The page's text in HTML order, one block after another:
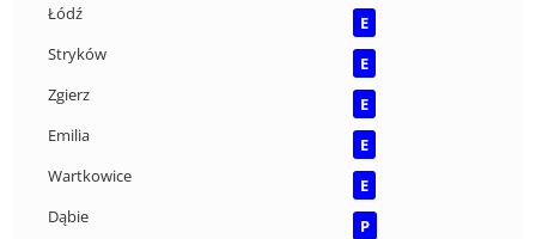
Łódź
E
Stryków
E
Zgierz
E
Emilia
E
Wartkowice
E
Dąbie
P